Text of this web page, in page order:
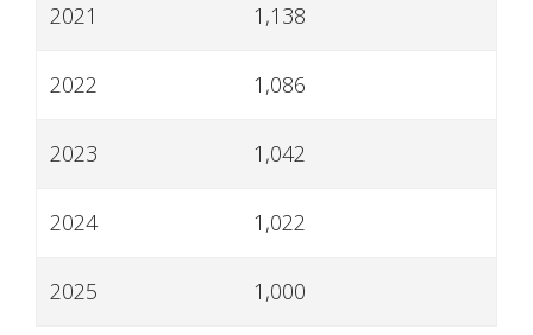
2021 1,138
2022 1,086
2023 1,042
2024 1,022
2025 1,000